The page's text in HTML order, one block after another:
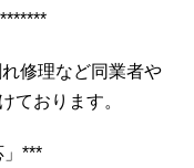
修理など同業者や
ております。
***